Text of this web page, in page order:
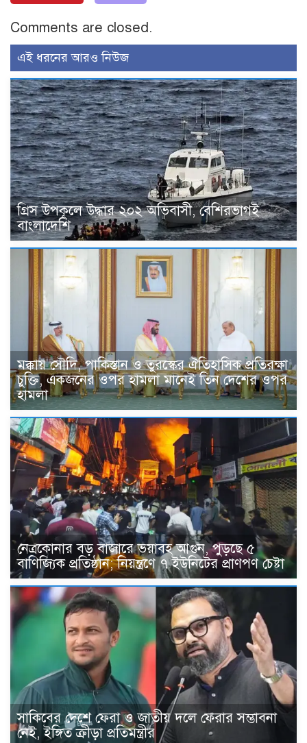
Comments are closed.
এই ধরনের আরও নিউজ
গ্রিস উপকূলে উদ্ধার ২০২ অভিবাসী, বেশিরভাগই
বাংলাদেশি
মক্কায় সৌদি, পাকিস্তান ও তুরস্কের ঐতিহাসিক প্রতিরক্ষা
চুক্তি, একজনের ওপর হামলা মানেই তিন দেশের ওপর
হামলা
নেত্রকোনার বড় বাজারে ভয়াবহ আগুন, পুড়ছে ৫
বাণিজ্যিক প্রতিষ্ঠান; নিয়ন্ত্রণে ৭ ইউনিটের প্রাণপণ চেষ্টা
সাকিবের দেশে ফেরা ও জাতীয় দলে ফেরার সম্ভাবনা
নেই, ইঙ্গিত ক্রীড়া প্রতিমন্ত্রীর